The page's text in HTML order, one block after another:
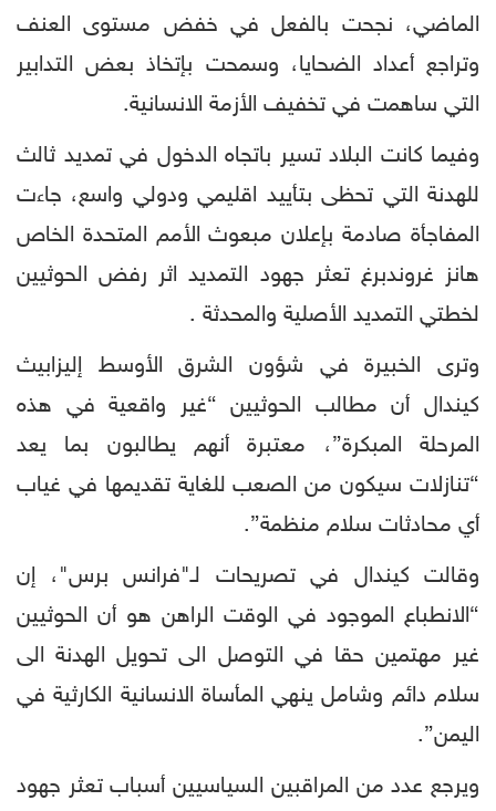
الماضي، نجحت بالفعل في خفض مستوى العنف
وتراجع أعداد الضحايا، وسمحت بإتخاذ بعض التدابير
التي ساهمت في تخفيف الأزمة الانسانية.
وفيما كانت البلاد تسير باتجاه الدخول في تمديد ثالث
للهدنة التي تحظى بتأييد اقليمي ودولي واسع، جاءت
المفاجأة صادمة بإعلان مبعوث الأمم المتحدة الخاص
هانز غروندبرغ تعثر جهود التمديد اثر رفض الحوثيين
لخطتي التمديد الأصلية والمحدثة .
وترى الخبيرة في شؤون الشرق الأوسط إليزابيث
كيندال أن مطالب الحوثيين “غير واقعية في هذه
المرحلة المبكرة”، معتبرة أنهم يطالبون بما يعد
“تنازلات سيكون من الصعب للغاية تقديمها في غياب
أي محادثات سلام منظمة”.
وقالت كيندال في تصريحات لـ"فرانس برس"، إن
“الانطباع الموجود في الوقت الراهن هو أن الحوثيين
غير مهتمين حقا في التوصل الى تحويل الهدنة الى
سلام دائم وشامل ينهي المأساة الانسانية الكارثية في
اليمن”.
ويرجع عدد من المراقبين السياسيين أسباب تعثر جهود